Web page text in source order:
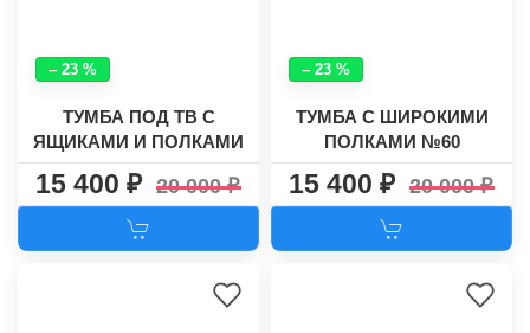
– 23 %
ТУМБА ПОД ТВ С
ЯЩИКАМИ И ПОЛКАМИ
№50
15 400 20 000
– 23 %
ТУМБА С ШИРОКИМИ
ПОЛКАМИ №60
15 400 20 000